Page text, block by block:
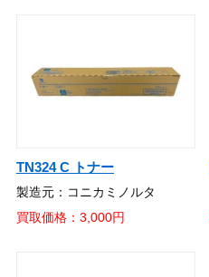
TN324 C トナー
製造元：コニカミノルタ
買取価格：3,000円